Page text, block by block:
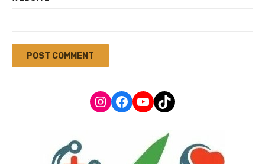
Instagram
Facebook
YouTube
TikTok